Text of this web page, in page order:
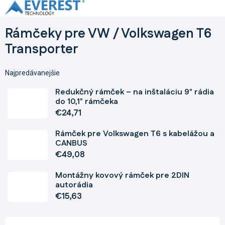
Prejsť
na
Rámčeky pre VW / Volkswagen T6
Transporter
Najpredávanejšie
Redukčný rámček – na inštaláciu 9" rádia
do 10,1" rámčeka
€24,71
Rámček pre Volkswagen T6 s kabelážou a
CANBUS
€49,08
Montážny kovový rámček pre 2DIN
autorádia
€15,63